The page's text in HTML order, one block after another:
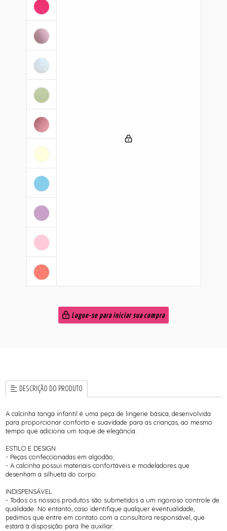
Logue-se para iniciar sua compra
DESCRIÇÃO DO PRODUTO
A calcinha tanga infantil é uma peça de lingerie básica, desenvolvida
para proporcionar conforto e suavidade para as crianças, ao mesmo
tempo que adiciona um toque de elegância.
ESTILO E DESIGN
- Peças confeccionadas em algodão;
- A calcinha possui materiais confortáveis e modeladores que
desenham a silhueta do corpo.
INDISPENSÁVEL
- Todos os nossos produtos são submetidos a um rigoroso controle de
qualidade. No entanto, caso identifique qualquer eventualidade,
pedimos que entre em contato com a consultora responsável, que
estará à disposição para lhe auxiliar.